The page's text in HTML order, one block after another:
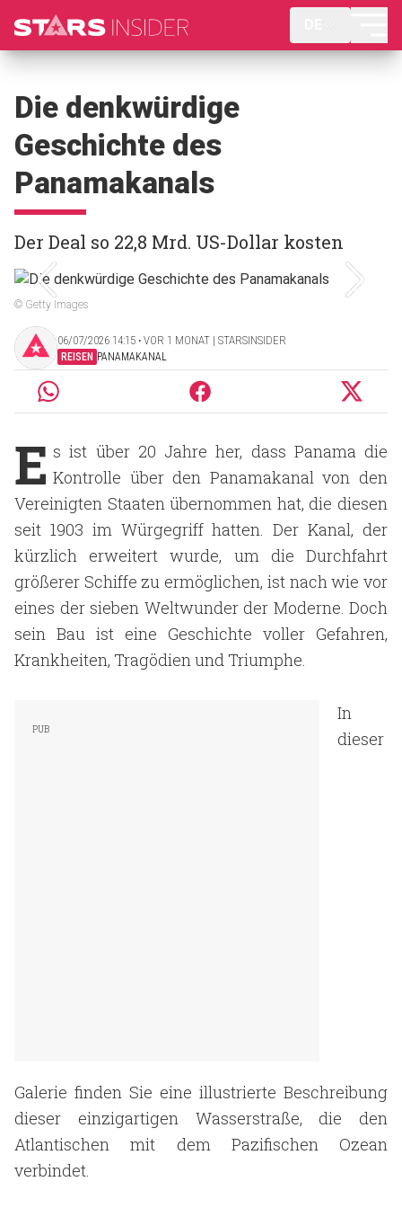
Die denkwürdige
Geschichte des
Panamakanals
Der Deal so 22,8 Mrd. US-Dollar kosten
© Getty Images
06/07/2026 14:15 ‧ VOR 1 MONAT | STARSINSIDER
REISEN PANAMAKANAL
E s ist über 20 Jahre her, dass Panama die
Kontrolle über den Panamakanal von den
Vereinigten Staaten übernommen hat, die diesen
seit 1903 im Würgegriff hatten. Der Kanal, der
kürzlich erweitert wurde, um die Durchfahrt
größerer Schiffe zu ermöglichen, ist nach wie vor
eines der sieben Weltwunder der Moderne. Doch
sein Bau ist eine Geschichte voller Gefahren,
Krankheiten, Tragödien und Triumphe.
In
dieser
Galerie finden Sie eine illustrierte Beschreibung
dieser einzigartigen Wasserstraße, die den
Atlantischen mit dem Pazifischen Ozean
verbindet.